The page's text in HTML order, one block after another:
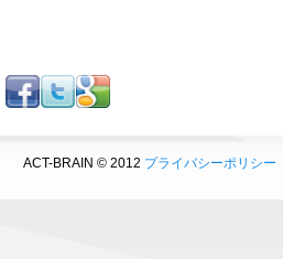
ACT-BRAIN © 2012 プライバシーポリシー